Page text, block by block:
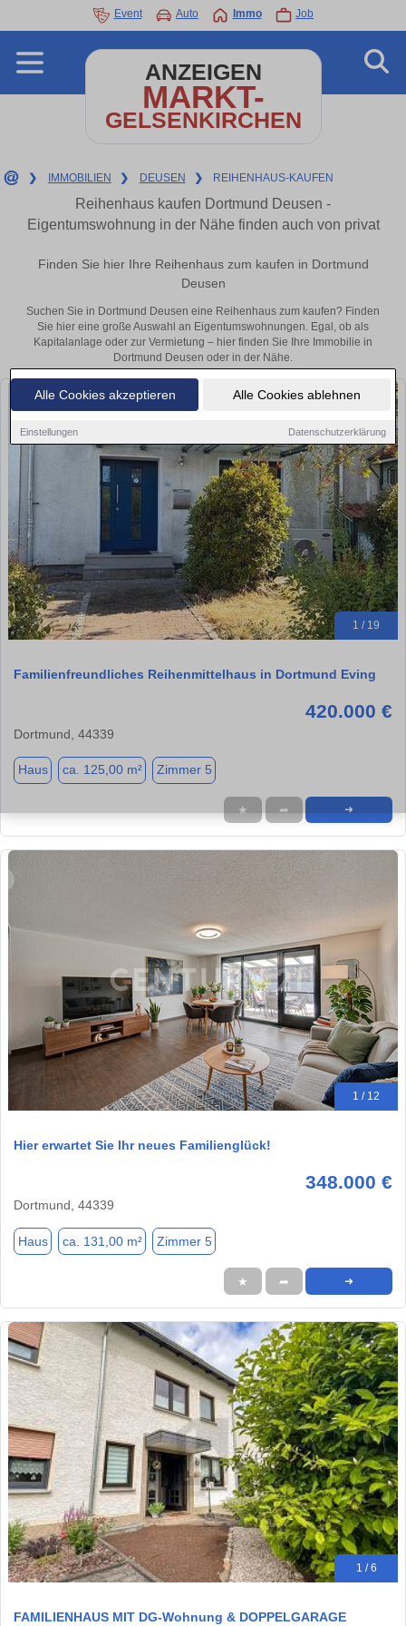
Alle Cookies akzeptieren Alle Cookies ablehnen
Einstellungen Datenschutzerklärung
Event Auto Immo Job
ANZEIGEN
MARKT-
GELSENKIRCHEN
❯ IMMOBILIEN ❯ DEUSEN ❯ REIHENHAUS-KAUFEN
Reihenhaus kaufen Dortmund Deusen -
Eigentumswohnung in der Nähe finden auch von privat
Finden Sie hier Ihre Reihenhaus zum kaufen in Dortmund
Deusen
Suchen Sie in Dortmund Deusen eine Reihenhaus zum kaufen? Finden
Sie hier eine große Auswahl an Eigentumswohnungen. Egal, ob als
Kapitalanlage oder zur Vermietung – hier finden Sie Ihre Immobilie in
Dortmund Deusen oder in der Nähe.
1 / 19
Familienfreundliches Reihenmittelhaus in Dortmund Eving
420.000 €
Dortmund, 44339
Haus ca. 125,00 m² Zimmer 5
★ ➦ ➜
1 / 12
Hier erwartet Sie Ihr neues Familienglück!
348.000 €
Dortmund, 44339
Haus ca. 131,00 m² Zimmer 5
★ ➦ ➜
1 / 6
FAMILIENHAUS MIT DG-Wohnung & DOPPELGARAGE